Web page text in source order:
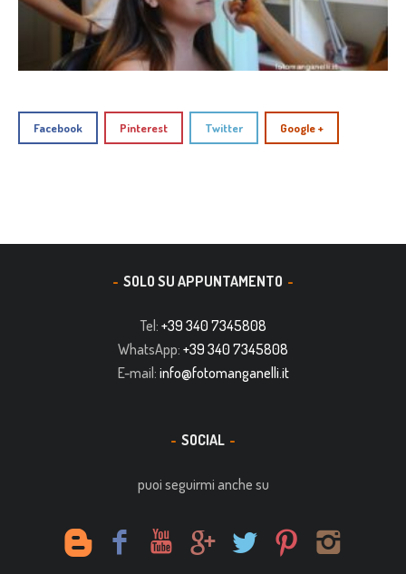
Facebook Pinterest Twitter Google +
SOLO SU APPUNTAMENTO
Tel: +39 340 7345808
WhatsApp: +39 340 7345808
E-mail: info@fotomanganelli.it
SOCIAL
puoi seguirmi anche su